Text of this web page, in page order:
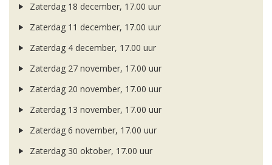
Zaterdag 18 december, 17.00 uur
Zaterdag 11 december, 17.00 uur
Zaterdag 4 december, 17.00 uur
Zaterdag 27 november, 17.00 uur
Zaterdag 20 november, 17.00 uur
Zaterdag 13 november, 17.00 uur
Zaterdag 6 november, 17.00 uur
Zaterdag 30 oktober, 17.00 uur